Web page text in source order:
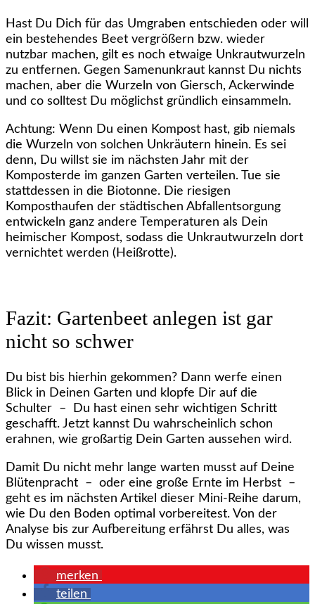
Hast Du Dich für das Umgraben entschieden oder will
ein bestehendes Beet vergrößern bzw. wieder
nutzbar machen, gilt es noch etwaige Unkrautwurzeln
zu entfernen. Gegen Samenunkraut kannst Du nichts
machen, aber die Wurzeln von Giersch, Ackerwinde
und co solltest Du möglichst gründlich einsammeln.
Achtung: Wenn Du einen Kompost hast, gib niemals
die Wurzeln von solchen Unkräutern hinein. Es sei
denn, Du willst sie im nächsten Jahr mit der
Komposterde im ganzen Garten verteilen. Tue sie
stattdessen in die Biotonne. Die riesigen
Komposthaufen der städtischen Abfallentsorgung
entwickeln ganz andere Temperaturen als Dein
heimischer Kompost, sodass die Unkrautwurzeln dort
vernichtet werden (Heißrotte).
Fazit: Gartenbeet anlegen ist gar
nicht so schwer
Du bist bis hierhin gekommen? Dann werfe einen
Blick in Deinen Garten und klopfe Dir auf die
Schulter – Du hast einen sehr wichtigen Schritt
geschafft. Jetzt kannst Du wahrscheinlich schon
erahnen, wie großartig Dein Garten aussehen wird.
Damit Du nicht mehr lange warten musst auf Deine
Blütenpracht – oder eine große Ernte im Herbst –
geht es im nächsten Artikel dieser Mini-Reihe darum,
wie Du den Boden optimal vorbereitest. Von der
Analyse bis zur Aufbereitung erfährst Du alles, was
Du wissen musst.
merken
teilen